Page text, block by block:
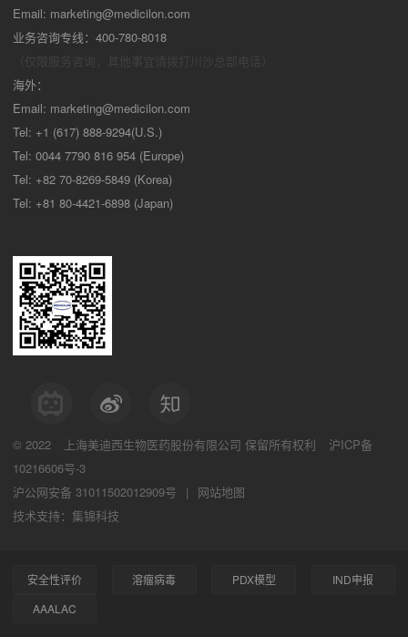
Email: marketing@medicilon.com
业务咨询专线：400-780-8018
海外：
Email: marketing@medicilon.com
Tel: +1 (617) 888-9294(U.S.)
Tel: 0044 7790 816 954 (Europe)
Tel: +82 70-8269-5849 (Korea)
Tel: +81 80-4421-6898 (Japan)
© 2022 上海美迪西生物医药股份有限公司 保留所有权利
沪ICP备
10216606号-3
沪公网安备 31011502012909号
|
网站地图
技术支持：集锦科技
安全性评价 溶瘤病毒 PDX模型
IND申报
AAALAC